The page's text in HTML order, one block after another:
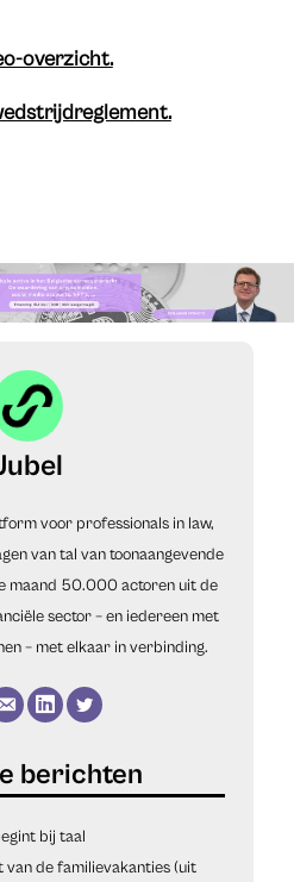
overzicht.
voor professionals in law,
van tal van toonaangevende
maand 50.000 actoren uit de
sector – en iedereen met
– met elkaar in verbinding.
bij taal
van de familievakanties (uit